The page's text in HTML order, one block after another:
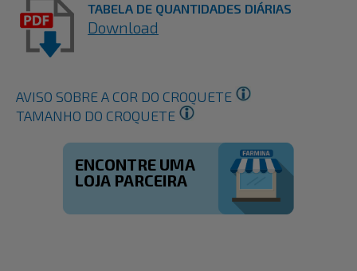
TABELA DE QUANTIDADES DIÁRIAS
Download
AVISO SOBRE A COR DO CROQUETE
TAMANHO DO CROQUETE
ENCONTRE UMA
LOJA PARCEIRA